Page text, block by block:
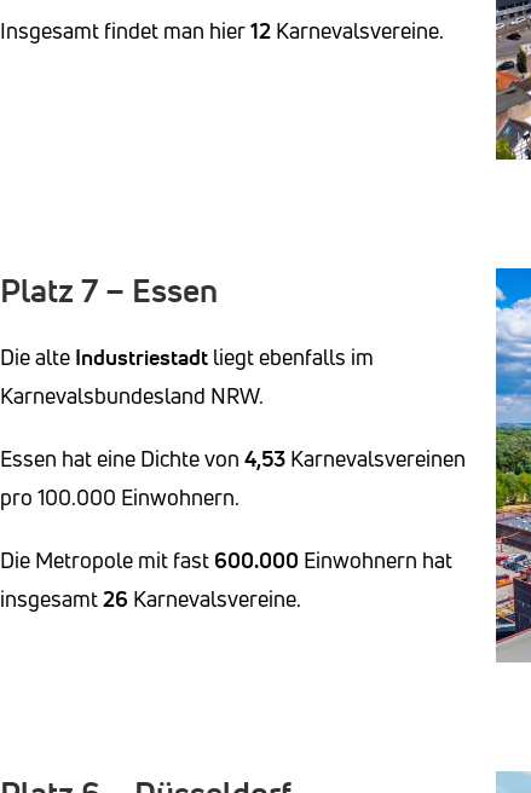
Insgesamt findet man hier12 Karnevalsvereine.
Platz 7 – Essen
Die alte Industriestadt liegt ebenfalls im
Karnevalsbundesland NRW.
Essen hat eine Dichte von 4,53 Karnevalsvereinen
pro 100.000 Einwohnern.
Die Metropole mit fast 600.000 Einwohnern hat
insgesamt26 Karnevalsvereine.